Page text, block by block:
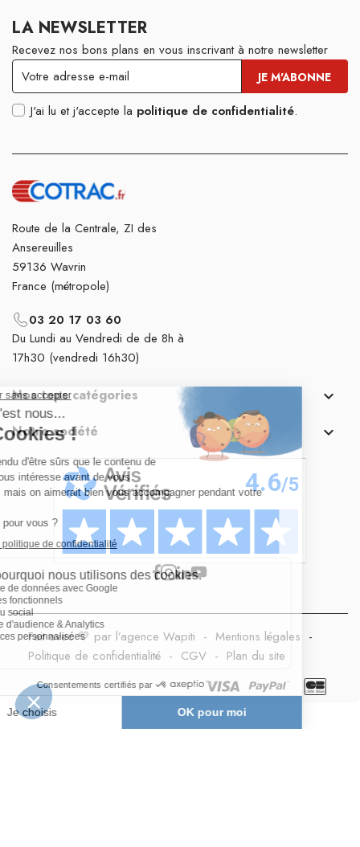
LA NEWSLETTER
Recevez nos bons plans en vous inscrivant à notre newsletter
J'ai lu et j'accepte la politique de confidentialité.
Route de la Centrale, ZI des
Ansereuilles
59136 Wavrin
France (métropole)
03 20 17 03 60
Du Lundi au Vendredi de de 8h à
17h30 (vendredi 16h30)
Nos tops catégories 
Notre société 
Fait avec 💛 par l’agence Wapiti - Mentions légales -
Politique de confidentialité - CGV - Plan du site